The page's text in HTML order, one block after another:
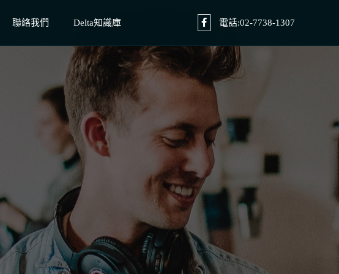
電話:02-7738-1307
聯絡我們 Delta知識庫